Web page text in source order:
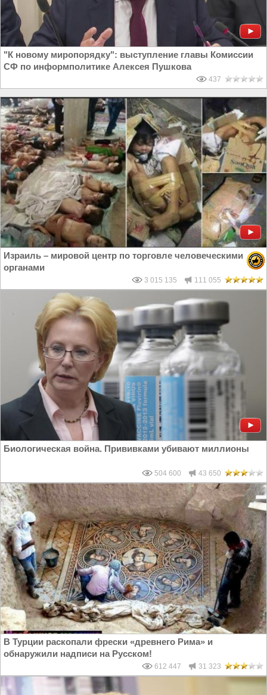
"К новому миропорядку": выступление главы Комиссии
СФ по информполитике Алексея Пушкова
437
Израиль – мировой центр по торговле человеческими
органами
3 015 135 111 055
Биологическая война. Прививками убивают миллионы
504 600 43 650
В Турции раскопали фрески «древнего Рима» и
обнаружили надписи на Русском!
612 447 31 323